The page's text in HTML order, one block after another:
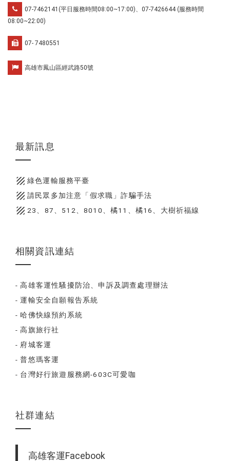
07-7462141(平日服務時間08:00~17:00)、07-7426644 (服務時間
08:00~22:00)
07- 7480551
高雄市鳳山區經武路50號
最新訊息
texture 綠色運輸服務平臺
texture 請民眾多加注意「假求職」詐騙手法
texture 23、87、512、8010、橘11、橘16、大樹祈福線
相關資訊連結
- 高雄客運性騷擾防治、申訴及調查處理辦法
- 運輸安全自願報告系統
- 哈佛快線預約系統
- 高旗旅行社
- 府城客運
- 普悠瑪客運
- 台灣好行旅遊服務網-603C可愛咖
社群連結
高雄客運Facebook